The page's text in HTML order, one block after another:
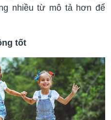
nhiều từ mô tả hơn để
tốt